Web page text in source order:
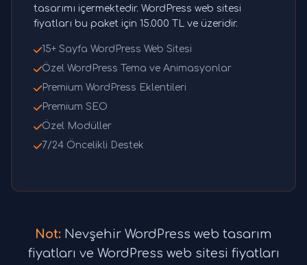
tasarımı içermektedir. WordPress web sitesi
fiyatları bu paket için 15.000 TL ve üzeridir.
15+ Sayfa WordPress Web Sitesi
Özel WordPress Tema ve Animasyonlar
Premium WordPress Eklentileri
Premium SEO
Özel Modüller
7/24 Öncelikli Destek
Not: Nevşehir WordPress web tasarım
fiyatları ve WordPress web sitesi fiyatları